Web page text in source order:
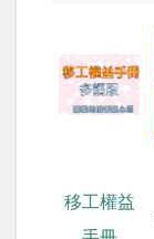
移工權益